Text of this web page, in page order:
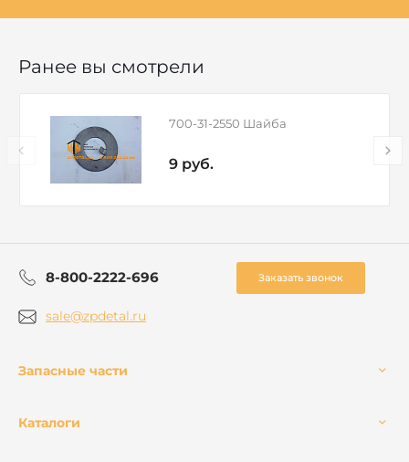
Ранее вы смотрели
700-31-2550 Шайба
9 руб.
8-800-2222-696 Заказать звонок
sale@zpdetal.ru
Запасные части
Каталоги